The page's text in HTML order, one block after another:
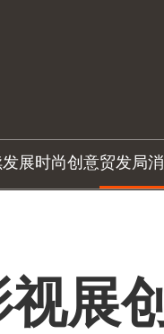
展时尚创意贸发局
展